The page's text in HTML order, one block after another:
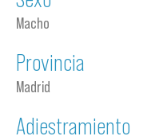
Macho
Provincia
Madrid
Adiestramiento